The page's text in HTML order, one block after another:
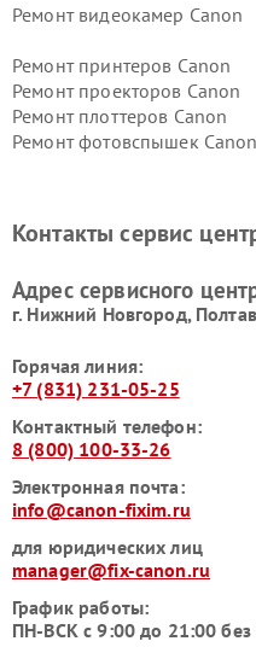
Ремонт видеокамер Canon
Ремонт принтеров Canon
Ремонт проекторов Canon
Ремонт плоттеров Canon
Ремонт фотовспышек Canon
Контакты сервис
Адрес сервисного
г. Нижний Новгород,
Горячая линия:
+7 (831) 231-05-25
Контактный телефон:
8 (800) 100-33-26
Электронная почта:
info@canon-fixim.ru
для юридических лиц
manager@fix-canon.ru
График работы:
ПН-ВСК с 9:00 до 21:00